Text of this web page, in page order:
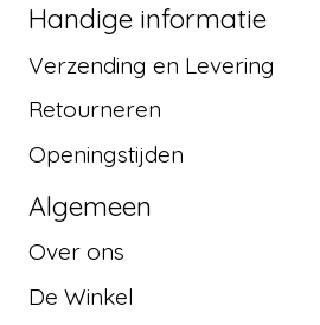
Handige informatie
Verzending en Levering
Retourneren
Openingstijden
Algemeen
Over ons
De Winkel